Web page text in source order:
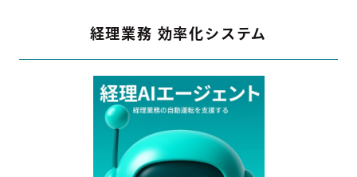
経理業務 効率化システム